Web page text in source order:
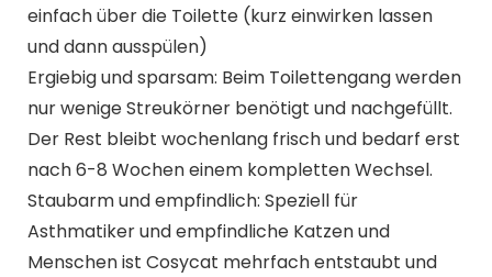
einfach über die Toilette (kurz einwirken lassen
und dann ausspülen)
Ergiebig und sparsam: Beim Toilettengang werden
nur wenige Streukörner benötigt und nachgefüllt.
Der Rest bleibt wochenlang frisch und bedarf erst
nach 6-8 Wochen einem kompletten Wechsel.
Staubarm und empfindlich: Speziell für
Asthmatiker und empfindliche Katzen und
Menschen ist Cosycat mehrfach entstaubt und